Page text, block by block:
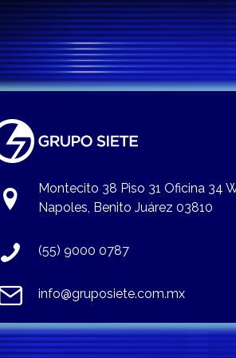
Montecito 38 Piso 31 Oficina 34
Napoles, Benito Juárez 03810
(55) 9000 0787
info@gruposiete.com.mx